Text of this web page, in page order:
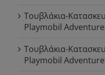
Τουβλάκια-
Playmobil
Τουβλάκια-
Playmobil